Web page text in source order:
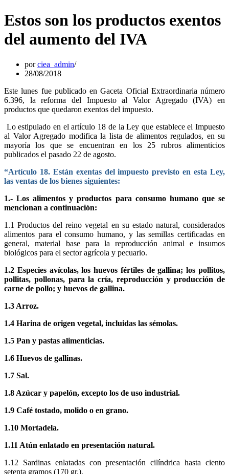
Estos son los productos exentos
del aumento del IVA
porciea_admin
28/08/2018
Este lunes fue publicado en Gaceta Oficial Extraordinaria número
6.396, la reforma del Impuesto al Valor Agregado (IVA) en
productos que quedaron exentos del impuesto.
Lo estipulado en el artículo 18 de la Ley que establece el Impuesto
al Valor Agregado modifica la lista de alimentos regulados, en su
mayoría los que se encuentran en los 25 rubros alimenticios
publicados el pasado 22 de agosto.
“Artículo 18. Están exentas del impuesto previsto en esta Ley,
las ventas de los bienes siguientes:
1.- Los alimentos y productos para consumo humano que se
mencionan a continuación:
1.1 Productos del reino vegetal en su estado natural, considerados
alimentos para el consumo humano, y las semillas certificadas en
general, material base para la reproducción animal e insumos
biológicos para el sector agrícola y pecuario.
1.2 Especies avícolas, los huevos fértiles de gallina; los pollitos,
pollitas, pollonas, para la cría, reproducción y producción de
carne de pollo; y huevos de gallina.
1.3 Arroz.
1.4 Harina de origen vegetal, incluidas las sémolas.
1.5 Pan y pastas alimenticias.
1.6 Huevos de gallinas.
1.7 Sal.
1.8 Azúcar y papelón, excepto los de uso industrial.
1.9 Café tostado, molido o en grano.
1.10 Mortadela.
1.11 Atún enlatado en presentación natural.
1.12 Sardinas enlatadas con presentación cilíndrica hasta ciento
setenta gramos (170 gr.).